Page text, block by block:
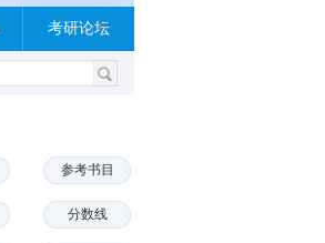
考研论坛
参考书目
分数线